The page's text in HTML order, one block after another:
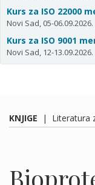
Kurs za ISO 22000
Novi Sad, 05-06.09.2026.
Kurs za ISO 9001
Novi Sad, 12-13.09.2026.
KNJIGE | Literatura